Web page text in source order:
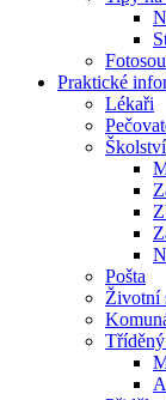
Praktické
Lékaři
Školství
Pošta
Životní